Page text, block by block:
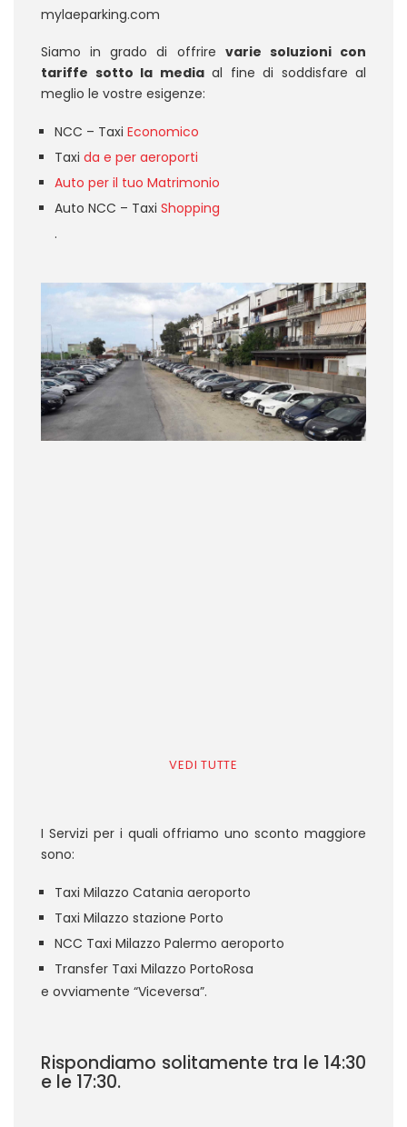
mylaeparking.com
Siamo in grado di offrire varie soluzioni con
tariffe sotto la mediaal fine di soddisfare al
meglio le vostre esigenze:
NCC – Taxi Economico
Taxi da e per aeroporti
Auto per il tuo Matrimonio
Auto NCC – Taxi Shopping
.
VEDI TUTTE
I Servizi per i quali offriamo uno sconto maggiore
sono:
Taxi Milazzo Catania aeroporto
Taxi Milazzo stazione Porto
NCC Taxi Milazzo Palermo aeroporto
Transfer Taxi Milazzo PortoRosa
e ovviamente “Viceversa”.
Rispondiamo solitamente tra le 14:30
e le 17:30.